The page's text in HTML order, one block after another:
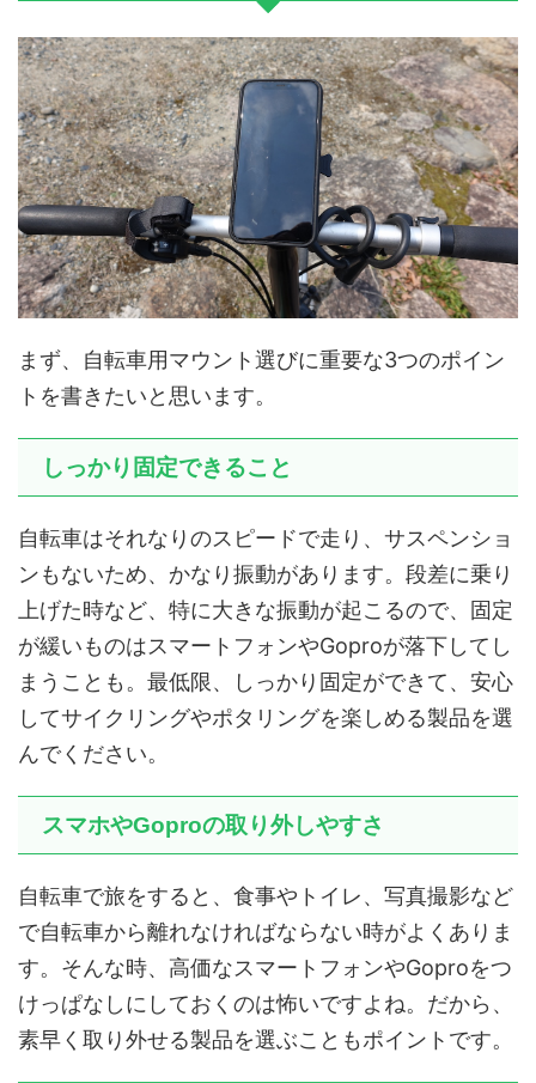
まず、自転車用マウント選びに重要な3つのポイン
トを書きたいと思います。
しっかり固定できること
自転車はそれなりのスピードで走り、サスペンショ
ンもないため、かなり振動があります。段差に乗り
上げた時など、特に大きな振動が起こるので、固定
が緩いものはスマートフォンやGoproが落下してし
まうことも。最低限、しっかり固定ができて、安心
してサイクリングやポタリングを楽しめる製品を選
んでください。
スマホやGoproの取り外しやすさ
自転車で旅をすると、食事やトイレ、写真撮影など
で自転車から離れなければならない時がよくありま
す。そんな時、高価なスマートフォンやGoproをつ
けっぱなしにしておくのは怖いですよね。だから、
素早く取り外せる製品を選ぶこともポイントです。